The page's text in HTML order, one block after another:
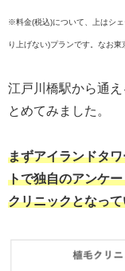
※料金(税込)について、上はシ
り上げない)プランです。なお
江戸川橋駅から通
とめてみました。
まずアイランドタ
トで独自のアンケ
クリニックとなっ